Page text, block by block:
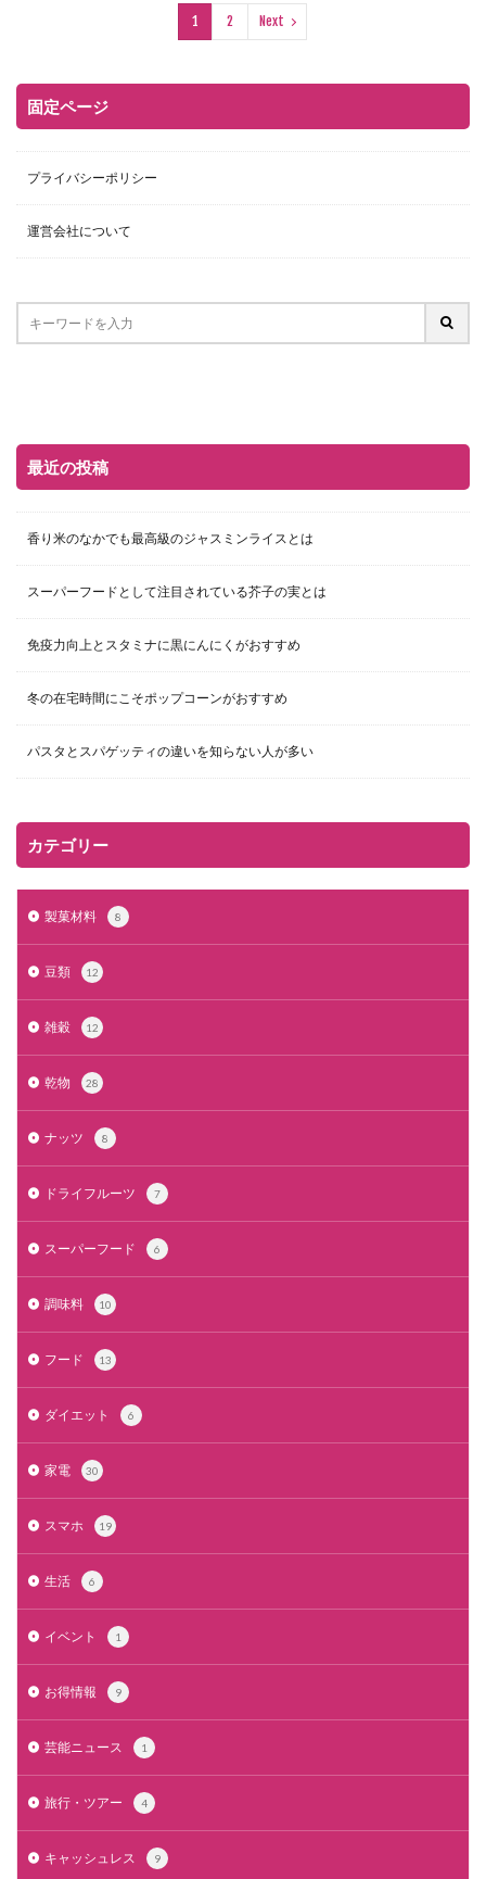
1 2 Next
固定ページ
プライバシーポリシー
運営会社について
最近の投稿
香り米のなかでも最高級のジャスミンライスとは
スーパーフードとして注目されている芥子の実とは
免疫力向上とスタミナに黒にんにくがおすすめ
冬の在宅時間にこそポップコーンがおすすめ
パスタとスパゲッティの違いを知らない人が多い
カテゴリー
製菓材料 8
豆類 12
雑穀 12
乾物 28
ナッツ 8
ドライフルーツ 7
スーパーフード 6
調味料 10
フード 13
ダイエット 6
家電 30
スマホ 19
生活 6
イベント 1
お得情報 9
芸能ニュース 1
旅行・ツアー 4
キャッシュレス 9